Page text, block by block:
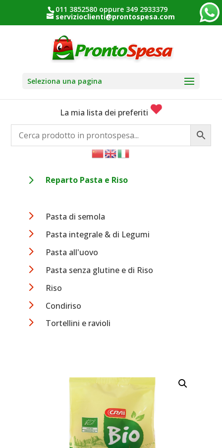
011 3852580 oppure 349 2933379
servizioclienti@prontospesa.com
Seleziona una pagina
La mia lista dei preferiti
5 Reparto Pasta e Riso
5 Pasta di semola
5 Pasta integrale & di Legumi
5 Pasta all'uovo
5 Pasta senza glutine e di Riso
5 Riso
5 Condiriso
5 Tortellini e ravioli